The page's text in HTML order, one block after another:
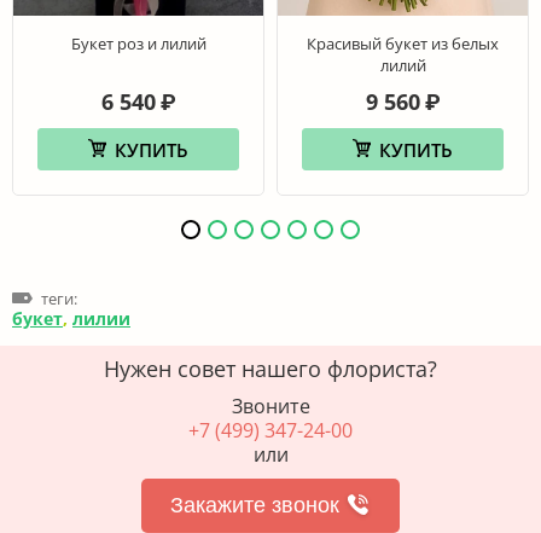
Букет роз и лилий
6 540 ₽
КУПИТЬ
Красивый букет из белых
лилий
9 560 ₽
КУПИТЬ
теги:
букет, лилии
Нужен совет нашего флориста?
Звоните
+7 (499) 347-24-00
или
Закажите звонок